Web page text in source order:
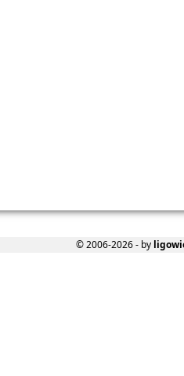
© 2006-2026 - by